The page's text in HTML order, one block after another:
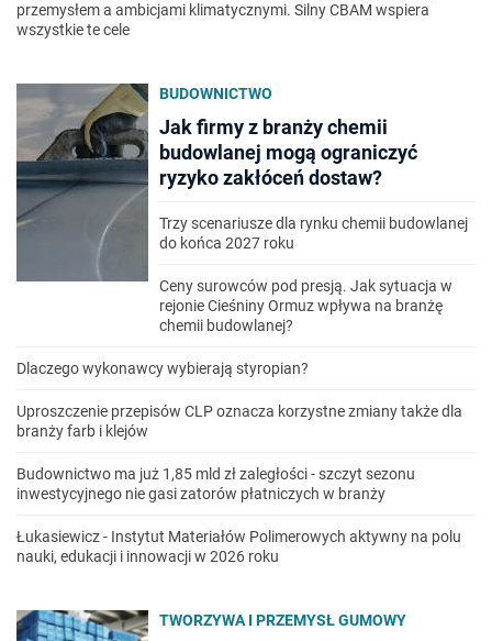
przemysłem a ambicjami klimatycznymi. Silny CBAM wspiera
wszystkie te cele
BUDOWNICTWO
Jak firmy z branży chemii
budowlanej mogą ograniczyć
ryzyko zakłóceń dostaw?
Trzy scenariusze dla rynku chemii budowlanej
do końca 2027 roku
Ceny surowców pod presją. Jak sytuacja w
rejonie Cieśniny Ormuz wpływa na branżę
chemii budowlanej?
Dlaczego wykonawcy wybierają styropian?
Uproszczenie przepisów CLP oznacza korzystne zmiany także dla
branży farb i klejów
Budownictwo ma już 1,85 mld zł zaległości - szczyt sezonu
inwestycyjnego nie gasi zatorów płatniczych w branży
Łukasiewicz - Instytut Materiałów Polimerowych aktywny na polu
nauki, edukacji i innowacji w 2026 roku
TWORZYWA I PRZEMYSŁ GUMOWY